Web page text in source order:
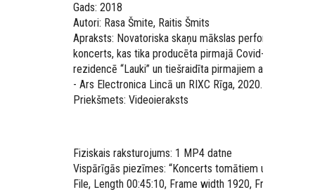
Gads: 2018
Autori: Rasa Šmite, Raitis Šmits
Apraksts: Novatoriska skaņu mākslas performanču
koncerts, kas tika producēta pirmajā Covid-19 vasarā
rezidencē “Lauki” un tiešraidīta pirmajiem
- Ars Electronica Lincā un RIXC Rīga, 2020. gadā.
Priekšmets: Videoieraksts
Fiziskais raksturojums: 1 MP4 datne
Vispārīgās piezīmes: “Koncerts tomātiem un priedei”
File, Length 00:45:10, Frame width 1920, Frame